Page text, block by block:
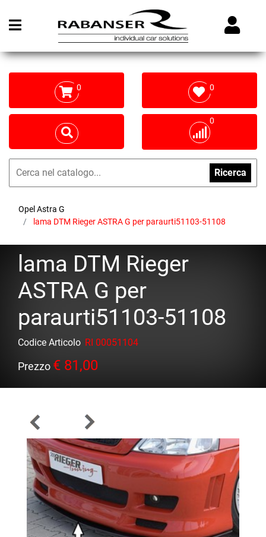
Open menu
0 0
0
Ricerca
Opel Astra G
lama DTM Rieger ASTRA G per paraurti51103-51108
lama DTM Rieger
ASTRA G per
paraurti51103-51108
Codice Articolo RI 00051104
Prezzo € 81,00